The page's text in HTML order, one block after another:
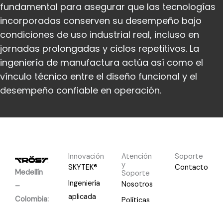
fundamental para asegurar que las tecnologías
incorporadas conserven su desempeño bajo
condiciones de uso industrial real, incluso en
jornadas prolongadas y ciclos repetitivos. La
ingeniería de manufactura actúa así como el
vínculo técnico entre el diseño funcional y el
desempeño confiable en operación.
Medellín
–
Colombia:
Innovación
SKYTEK®
Ingeniería
aplicada
Atención
y
Soporte
Nosotros
Soporte
Contacto